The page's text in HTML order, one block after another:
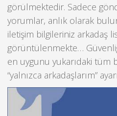
görülmektedir. Sadece
yorumlar, anlık olarak
iletişim bilgileriniz arkadaş
görüntülenmekte…
en uygunu yukarıdaki tüm
“yalnızca arkadaşlarım”